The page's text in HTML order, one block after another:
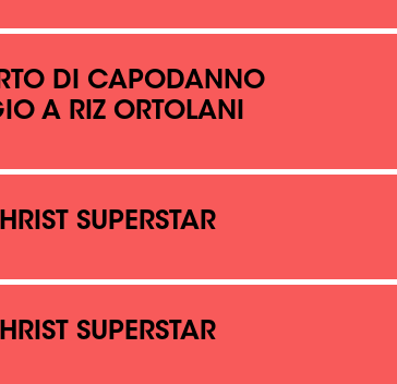
DI CAPODANNO
A RIZ ORTOLANI
SUPERSTAR
SUPERSTAR